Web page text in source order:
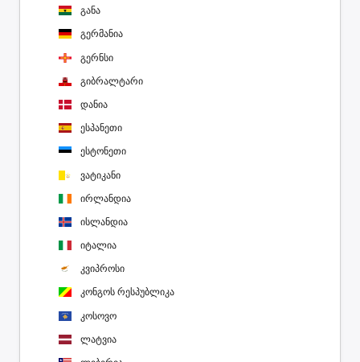
განა
გერმანია
გერნსი
გიბრალტარი
დანია
ესპანეთი
ესტონეთი
ვატიკანი
ირლანდია
ისლანდია
იტალია
კვიპროსი
კონგოს რესპუბლიკა
კოსოვო
ლატვია